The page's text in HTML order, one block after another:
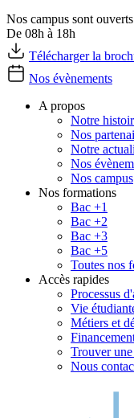
Nos campus sont
De 08h à 18h
Télécharger la
Nos évènements
A propos
Notre
Nos
Notre
Nos
Nos campus
Nos formations
Bac +1
Bac +2
Bac +3
Bac +5
Toutes nos
Accès rapides
Processus
Vie
Métiers et
Trouver
Nous